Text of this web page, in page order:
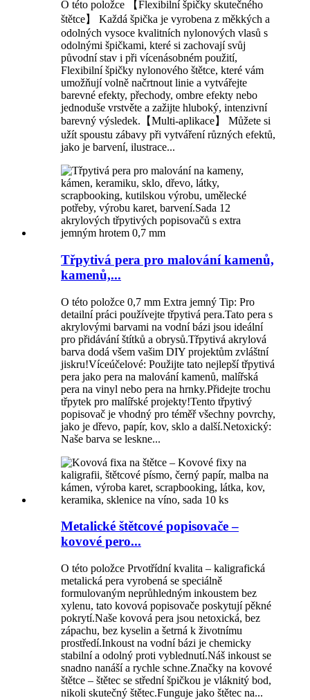
O této položce 【Flexibilní špičky skutečného
štětce】 Každá špička je vyrobena z měkkých a
odolných vysoce kvalitních nylonových vlasů s
odolnými špičkami, které si zachovají svůj
původní stav i při vícenásobném použití,
Flexibilní špičky nylonového štětce, které vám
umožňují volně načrtnout linie a vytvářejte
barevné efekty, přechody, ombre efekty nebo
jednoduše vrstvěte a zažijte hluboký, intenzivní
barevný výsledek.【Multi-aplikace】 Můžete si
užít spoustu zábavy při vytváření různých efektů,
jako je barvení, ilustrace...
Třpytivá pera pro malování kamenů,
kamenů,...
O této položce 0,7 mm Extra jemný Tip: Pro
detailní práci používejte třpytivá pera.Tato pera s
akrylovými barvami na vodní bázi jsou ideální
pro přidávání štítků a obrysů.Třpytivá akrylová
barva dodá všem vašim DIY projektům zvláštní
jiskru!Víceúčelové: Použijte tato nejlepší třpytivá
pera jako pera na malování kamenů, malířská
pera na vinyl nebo pera na hrnky.Přidejte trochu
třpytek pro malířské projekty!Tento třpytivý
popisovač je vhodný pro téměř všechny povrchy,
jako je dřevo, papír, kov, sklo a další.Netoxický:
Naše barva se leskne...
Metalické štětcové popisovače –
kovové pero...
O této položce Prvotřídní kvalita – kaligrafická
metalická pera vyrobená se speciálně
formulovaným neprůhledným inkoustem bez
xylenu, tato kovová popisovače poskytují pěkné
pokrytí.Naše kovová pera jsou netoxická, bez
zápachu, bez kyselin a šetrná k životnímu
prostředí.Inkoust na vodní bázi je chemicky
stabilní a odolný proti vyblednutí.Náš inkoust se
snadno nanáší a rychle schne.Značky na kovové
štětce – štětec se střední špičkou je vláknitý bod,
nikoli skutečný štětec.Funguje jako štětec na...